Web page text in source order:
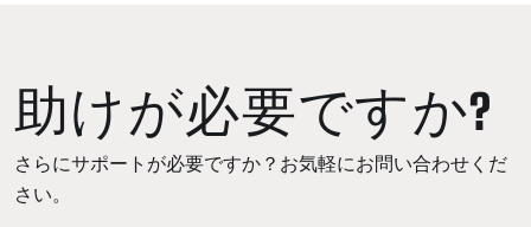
助けが必要ですか?
さらにサポートが必要ですか？お気軽にお問い合わせくだ
さい。